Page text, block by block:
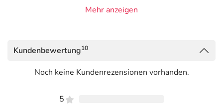
Mehr anzeigen
Kundenbewertung10
Noch keine Kundenrezensionen vorhanden.
5